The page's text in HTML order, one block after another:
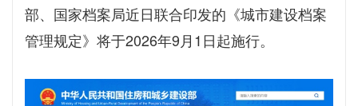
部、国家档案局近日联合印发的《城市建设档案
管理规定》将于2026年9月1日起施行。